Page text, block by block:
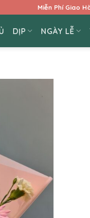
Miễn Phí Giao
DỊP NGÀY LỄ